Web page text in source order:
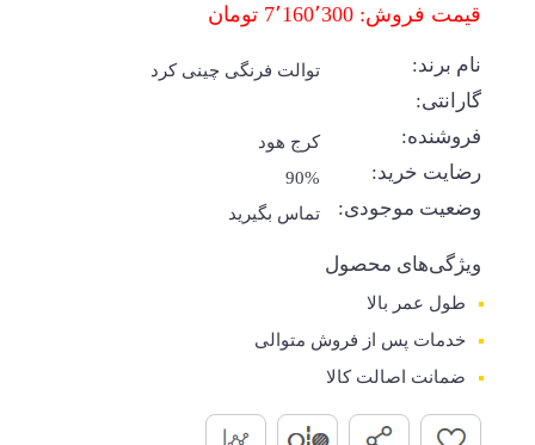
قیمت فروش: 7٬160٬300 تومان
نام برند: توالت فرنگی چینی کرد
گارانتی:
فروشنده:
کرج هود
رضایت خرید: 90%
وضعیت موجودی: تماس بگیرید
ویژگی‌های محصول
طول عمر بالا
خدمات پس از فروش متوالی
ضمانت اصالت کالا